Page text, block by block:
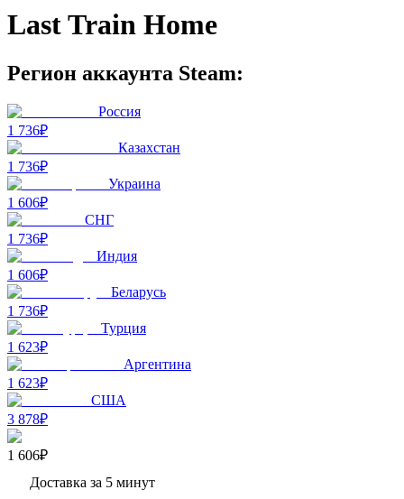
Last Train Home
Регион аккаунта Steam:
Россия
1 736₽
Казахстан
1 736₽
Украина
1 606₽
СНГ
1 736₽
Индия
1 606₽
Беларусь
1 736₽
Турция
1 623₽
Аргентина
1 623₽
США
3 878₽
1 606₽
Доставка за 5 минут